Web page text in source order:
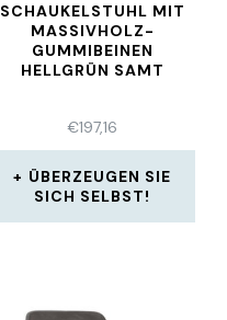
SCHAUKELSTUHL MIT
MASSIVHOLZ-
GUMMIBEINEN
HELLGRÜN SAMT
€197,16
ÜBERZEUGEN SIE
SICH SELBST!